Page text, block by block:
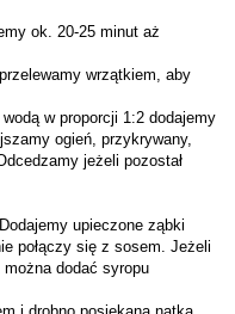
ok. 20-25 minut aż
wrzątkiem, aby
w proporcji 1:2 dodajemy
ogień, przykrywany,
jeżeli pozostał
upieczone ząbki
połączy się z sosem. Jeżeli
dodać syropu